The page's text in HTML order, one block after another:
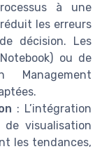
à une
les erreurs
décision. Les
ou de
Management
: L’intégration
de visualisation
les tendances,